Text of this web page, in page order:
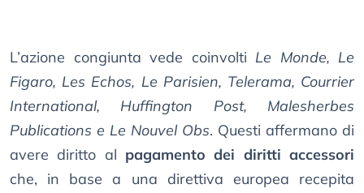
L’azione congiunta vede coinvolti Le Monde, Le
Figaro, Les Echos, Le Parisien, Telerama, Courrier
International, Huffington Post, Malesherbes
Publications e Le Nouvel Obs. Questi affermano di
avere diritto al pagamento dei diritti accessori
che, in base a una direttiva europea recepita